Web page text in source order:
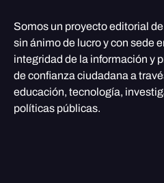
Somos un proyecto editorial
sin ánimo de lucro y con sede
integridad de la información y
de confianza ciudadana a
educación, tecnología,
políticas públicas.